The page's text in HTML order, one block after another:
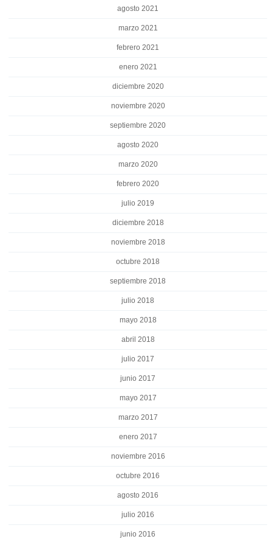
agosto 2021
marzo 2021
febrero 2021
enero 2021
diciembre 2020
noviembre 2020
septiembre 2020
agosto 2020
marzo 2020
febrero 2020
julio 2019
diciembre 2018
noviembre 2018
octubre 2018
septiembre 2018
julio 2018
mayo 2018
abril 2018
julio 2017
junio 2017
mayo 2017
marzo 2017
enero 2017
noviembre 2016
octubre 2016
agosto 2016
julio 2016
junio 2016